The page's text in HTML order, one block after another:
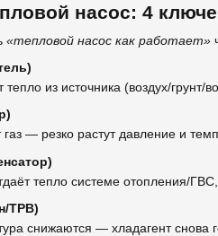
насос: 4
«тепловой насос как работает»
из источника (воздух/грунт/
— резко растут давление и
тепло системе отопления/
ТРВ)
снижаются — хладагент снова